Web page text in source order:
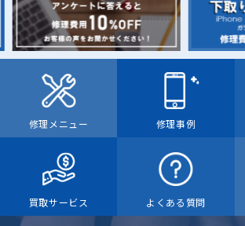
修理メニュー 修理事例
買取サービス よくある質問